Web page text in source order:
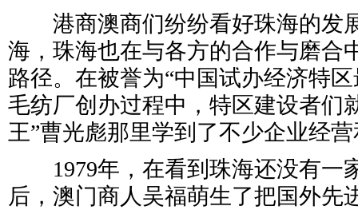
港商澳商们纷纷看好珠海的发
海，珠海也在与各方的合作与磨合
路径。在被誉为“中国试办经济特
毛纺厂创办过程中，特区建设者们
王”曹光彪那里学到了不少企业经
1979年，在看到珠海还没有一
后，澳门商人吴福萌生了把国外先